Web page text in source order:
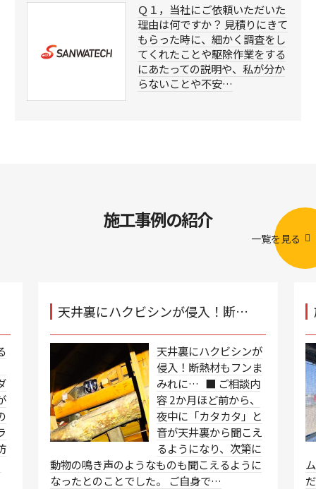
Ｑ１，当社にご依頼いただいた
理由は何ですか？ 見積りにきて
もらった時に、細かく調査をし
てくれたことや駆除作業をする
にあたっての説明や、私が分か
らないことや不安…
施工事例の紹介
一覧を見る
天井裏にハクビシンが侵入！断…
天井裏にハクビシンが
侵入！断熱材もフンま
みれに… ■ ご相談内
容 2か月ほど前から、
夜中に「カタカタ」と
音が天井裏から聞こえ
るようになり、次第に
動物の鳴き声のようなものも聞こえるように
なったとのことでした。 ご自身で…